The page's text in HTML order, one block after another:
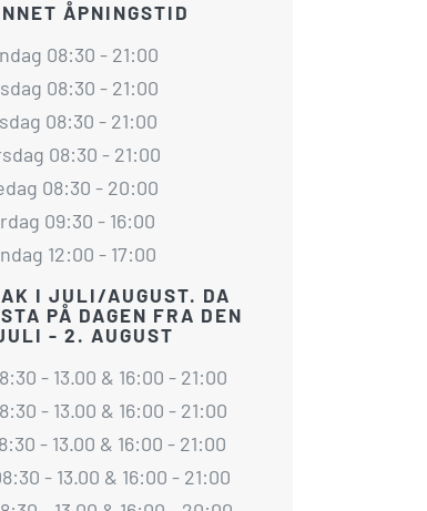
ÅPNINGSTID
08:30 - 21:00
08:30 - 21:00
08:30 - 21:00
08:30 - 21:00
08:30 - 20:00
09:30 - 16:00
12:00 - 17:00
I JULI/AUGUST. DA
PÅ DAGEN FRA DEN
- 2. AUGUST
- 13.00 & 16:00 - 21:00
- 13.00 & 16:00 - 21:00
- 13.00 & 16:00 - 21:00
- 13.00 & 16:00 - 21:00